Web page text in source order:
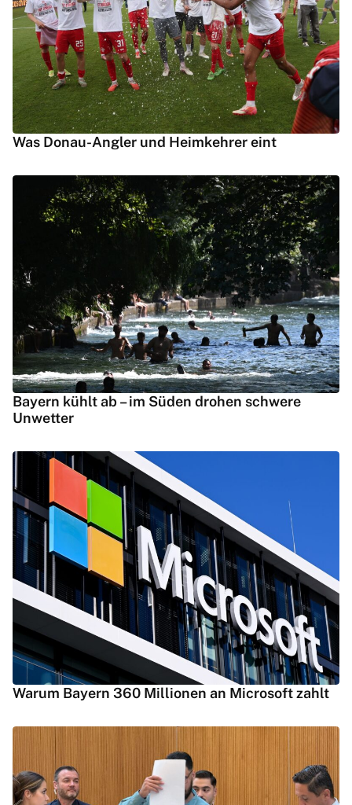
Was Donau-Angler und Heimkehrer eint
Bayern kühlt ab – im Süden drohen schwere
Unwetter
Warum Bayern 360 Millionen an Microsoft zahlt